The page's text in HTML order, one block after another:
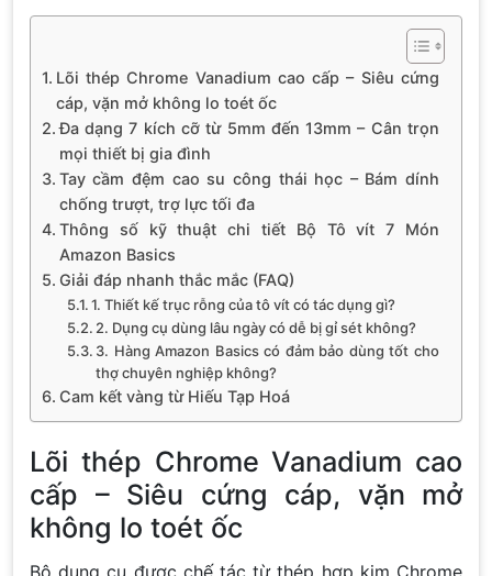
Lõi thép Chrome Vanadium cao cấp – Siêu cứng
cáp, vặn mở không lo toét ốc
Đa dạng 7 kích cỡ từ 5mm đến 13mm – Cân trọn
mọi thiết bị gia đình
Tay cầm đệm cao su công thái học – Bám dính
chống trượt, trợ lực tối đa
Thông số kỹ thuật chi tiết Bộ Tô vít 7 Món
Amazon Basics
Giải đáp nhanh thắc mắc (FAQ)
1. Thiết kế trục rỗng của tô vít có tác dụng gì?
2. Dụng cụ dùng lâu ngày có dễ bị gỉ sét không?
3. Hàng Amazon Basics có đảm bảo dùng tốt cho
thợ chuyên nghiệp không?
Cam kết vàng từ Hiếu Tạp Hoá
Lõi thép Chrome Vanadium cao
cấp – Siêu cứng cáp, vặn mở
không lo toét ốc
Bộ dụng cụ được chế tác từ thép hợp kim Chrome